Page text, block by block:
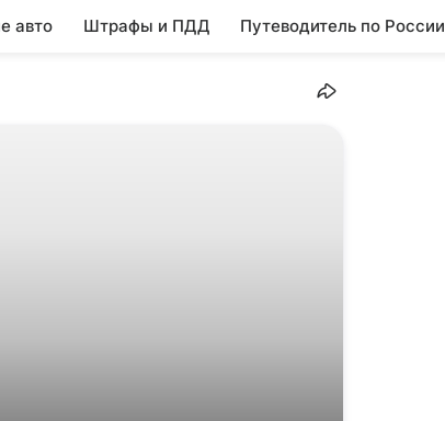
авто Штрафы и ПДД Путеводитель по России